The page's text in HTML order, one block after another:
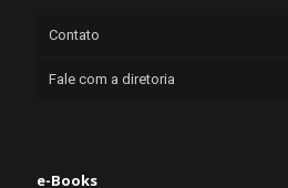
Contato
Fale com a diretoria
e-Books